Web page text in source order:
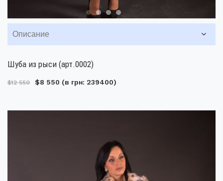
Описание
Шуба из рыси (арт.0002)
$12 550 $8 550 (в грн: 239400)